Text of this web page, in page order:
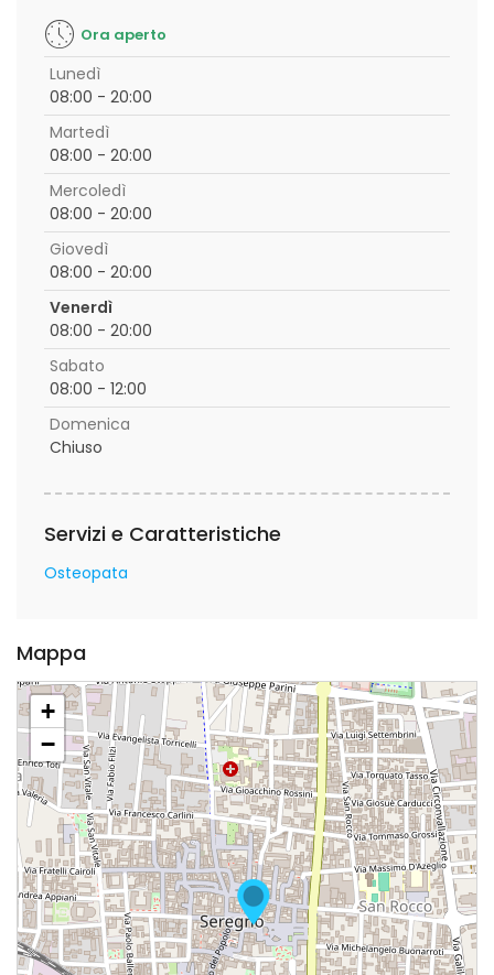
Ora aperto
Lunedì
08:00 - 20:00
Martedì
08:00 - 20:00
Mercoledì
08:00 - 20:00
Giovedì
08:00 - 20:00
Venerdì
08:00 - 20:00
Sabato
08:00 - 12:00
Domenica
Chiuso
Servizi e Caratteristiche
Osteopata
Mappa
+
−